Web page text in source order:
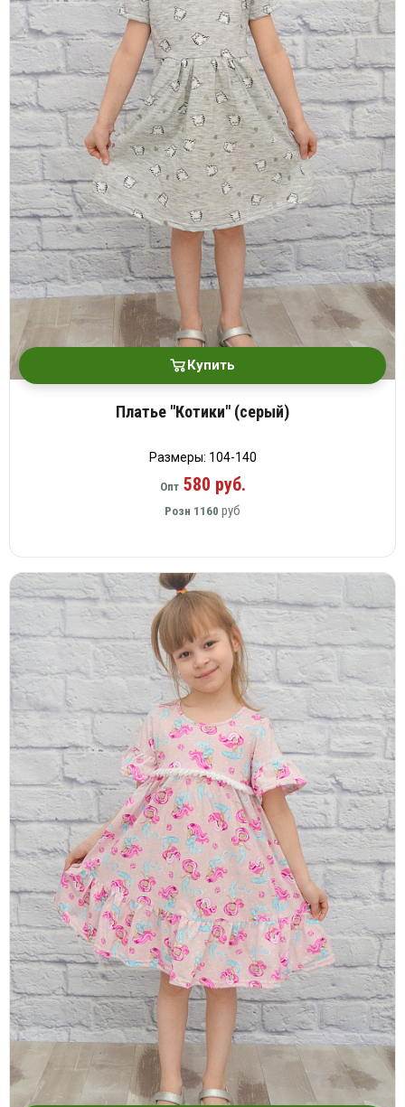
Купить
Платье "Котики" (серый)
Размеры: 104-140
Опт580 руб.
Розн 1160 руб